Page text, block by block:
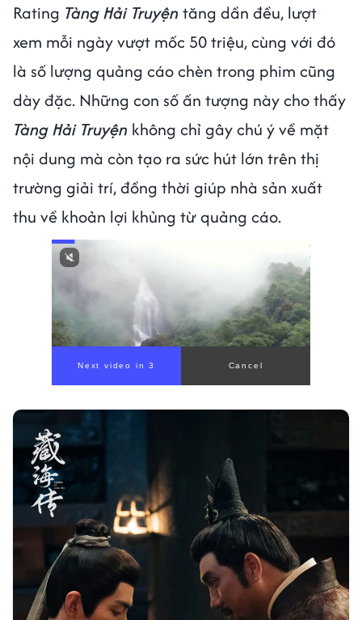
Rating Tàng Hải Truyện tăng dần đều, lượt
xem mỗi ngày vượt mốc 50 triệu, cùng với đó
là số lượng quảng cáo chèn trong phim cũng
dày đặc. Những con số ấn tượng này cho thấy
Tàng Hải Truyện không chỉ gây chú ý về mặt
nội dung mà còn tạo ra sức hút lớn trên thị
trường giải trí, đồng thời giúp nhà sản xuất
thu về khoản lợi khủng từ quảng cáo.
Next video in 1 Cancel